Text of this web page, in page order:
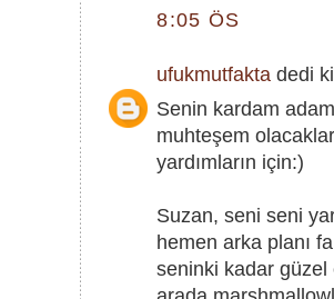
8:05 ÖS
ufukmutfakta dedi
Senin kardam
muhteşem
yardımların için:)
Suzan, seni seni
hemen arka planı
seninki kadar güzel